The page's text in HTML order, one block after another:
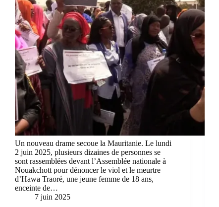
Un nouveau drame secoue la Mauritanie. Le lundi
2 juin 2025, plusieurs dizaines de personnes se
sont rassemblées devant l’Assemblée nationale à
Nouakchott pour dénoncer le viol et le meurtre
d’Hawa Traoré, une jeune femme de 18 ans,
enceinte de…
7 juin 2025